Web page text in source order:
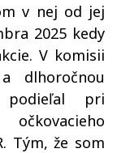
v nej od jej
2025 kedy
V komisii
dlhoročnou
pri
Tým, že som